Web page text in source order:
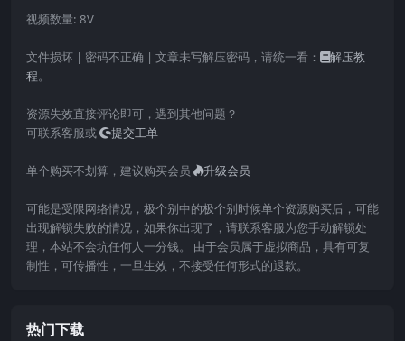
视频数量: 8V
文件损坏 | 密码不正确 | 文章未写解压密码，请统一看：
解压教
程。
资源失效直接评论即可，遇到其他问题？
可联系客服或
提交工单
单个购买不划算，建议购买会员 升级会员
可能是受限网络情况，极个别中的极个别时候单个资源购买后，可能
出现解锁失败的情况，如果你出现了，请联系客服为您手动解锁处
理，本站不会坑任何人一分钱。 由于会员属于虚拟商品，具有可复
制性，可传播性，一旦生效，不接受任何形式的退款。
热门下载